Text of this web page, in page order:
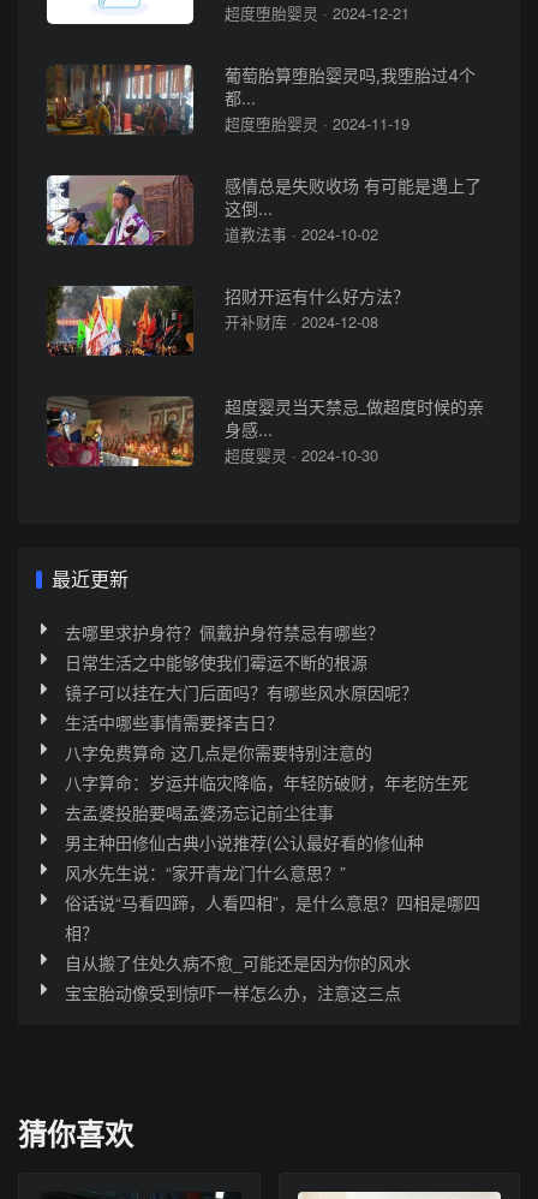
超度堕胎婴灵 · 2024-12-21
葡萄胎算堕胎婴灵吗,我堕胎过4个
都...
超度堕胎婴灵 · 2024-11-19
感情总是失败收场 有可能是遇上了
这倒...
道教法事 · 2024-10-02
招财开运有什么好方法？
开补财库 · 2024-12-08
超度婴灵当天禁忌_做超度时候的亲
身感...
超度婴灵 · 2024-10-30
最近更新
去哪里求护身符？佩戴护身符禁忌有哪些？
日常生活之中能够使我们霉运不断的根源
镜子可以挂在大门后面吗？有哪些风水原因呢？
生活中哪些事情需要择吉日？
八字免费算命 这几点是你需要特别注意的
八字算命：岁运并临灾降临，年轻防破财，年老防生死
去孟婆投胎要喝孟婆汤忘记前尘往事
男主种田修仙古典小说推荐(公认最好看的修仙种
风水先生说：“家开青龙门什么意思？”
俗话说“马看四蹄，人看四相”，是什么意思？四相是哪四
相？
自从搬了住处久病不愈_可能还是因为你的风水
宝宝胎动像受到惊吓一样怎么办，注意这三点
猜你喜欢